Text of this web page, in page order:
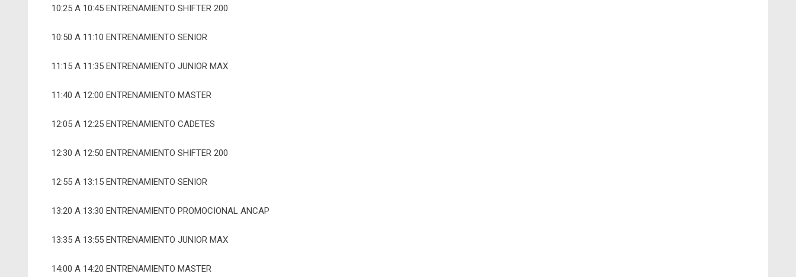
10:25 A 10:45 ENTRENAMIENTO SHIFTER 200
10:50 A 11:10 ENTRENAMIENTO SENIOR
11:15 A 11:35 ENTRENAMIENTO JUNIOR MAX
11:40 A 12:00 ENTRENAMIENTO MASTER
12:05 A 12:25 ENTRENAMIENTO CADETES
12:30 A 12:50 ENTRENAMIENTO SHIFTER 200
12:55 A 13:15 ENTRENAMIENTO SENIOR
13:20 A 13:30 ENTRENAMIENTO PROMOCIONAL ANCAP
13:35 A 13:55 ENTRENAMIENTO JUNIOR MAX
14:00 A 14:20 ENTRENAMIENTO MASTER